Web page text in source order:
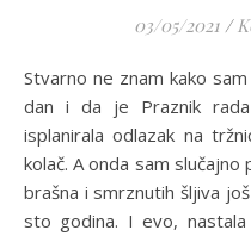
03/05/2021 /
Stvarno ne znam kako sam bila uvjerena da travanj ima 31
dan i da je Praznik
isplanirala odlazak na
kolač. A onda sam
brašna i smrznutih šljiva
sto godina. I evo,